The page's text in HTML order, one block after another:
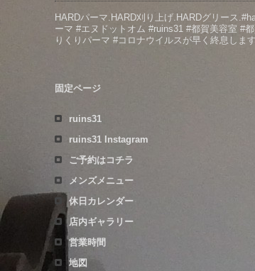
HARDパーマ.HARD刈り上げ.HARDグリース
ーマ #エヌドットオム #ruins31 #都賀美容室 #都
りくりパーマ #コロナウイルスが早く終息しま
固定ページ
ruins31
ruins31 Instagram
ご予約はコチラ
メンズメニュー
休日カレンダー
店内ギャラリー
営業時間
地図